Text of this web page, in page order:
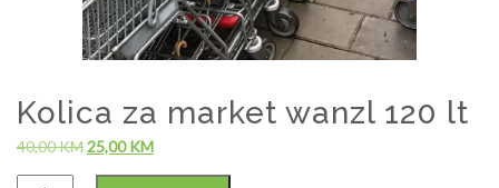
Kolica za market wanzl 120 lt
40,00KM25,00KM